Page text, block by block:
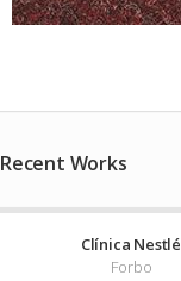
Recent Works
Clínica Nestlé
Forbo